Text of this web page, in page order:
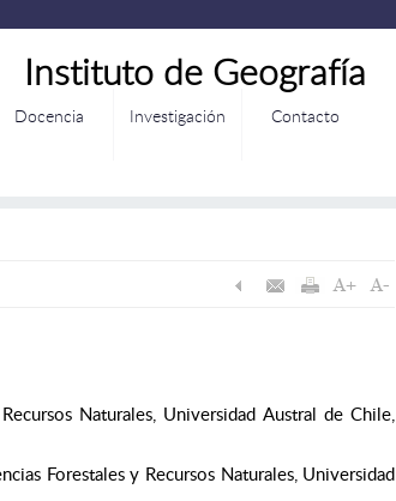
Instituto de Geografía
Docencia Investigación Contacto
Naturales, Universidad Austral de Chile,
Forestales y Recursos Naturales, Universidad